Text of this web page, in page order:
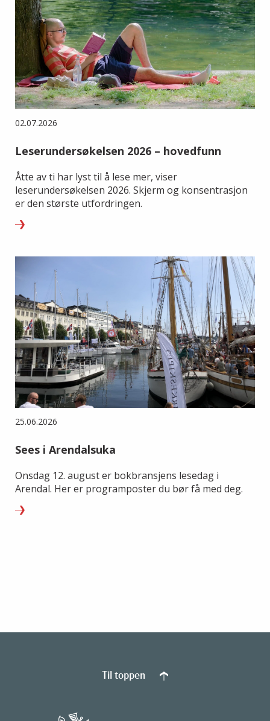
02.07.2026
Leserundersøkelsen 2026 – hovedfunn
Åtte av ti har lyst til å lese mer, viser
leserundersøkelsen 2026. Skjerm og konsentrasjon
er den største utfordringen.
25.06.2026
Sees i Arendalsuka
Onsdag 12. august er bokbransjens lesedag i
Arendal. Her er programposter du bør få med deg.
Til toppen